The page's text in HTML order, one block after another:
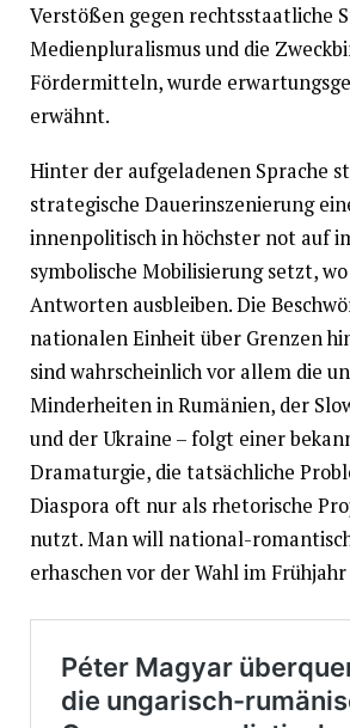
Verstößen gegen rechtsstaatliche
Medienpluralismus und die
Fördermitteln, wurde
erwähnt.
Hinter der aufgeladenen Sprache
strategische Dauerinszenierung
innenpolitisch in höchster not auf
symbolische Mobilisierung setzt,
Antworten ausbleiben. Die
nationalen Einheit über Grenzen
sind wahrscheinlich vor allem die
Minderheiten in Rumänien, der
und der Ukraine – folgt einer
Dramaturgie, die tatsächliche
Diaspora oft nur als rhetorische
nutzt. Man will national-
erhaschen vor der Wahl im Frühjahr